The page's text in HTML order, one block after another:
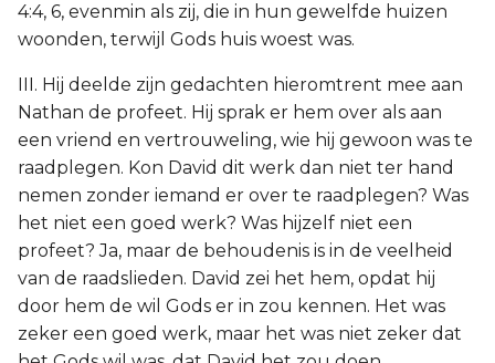
4:4, 6, evenmin als zij, die in hun gewelfde huizen
woonden, terwijl Gods huis woest was.
III. Hij deelde zijn gedachten hieromtrent mee aan
Nathan de profeet. Hij sprak er hem over als aan
een vriend en vertrouweling, wie hij gewoon was te
raadplegen. Kon David dit werk dan niet ter hand
nemen zonder iemand er over te raadplegen? Was
het niet een goed werk? Was hijzelf niet een
profeet? Ja, maar de behoudenis is in de veelheid
van de raadslieden. David zei het hem, opdat hij
door hem de wil Gods er in zou kennen. Het was
zeker een goed werk, maar het was niet zeker dat